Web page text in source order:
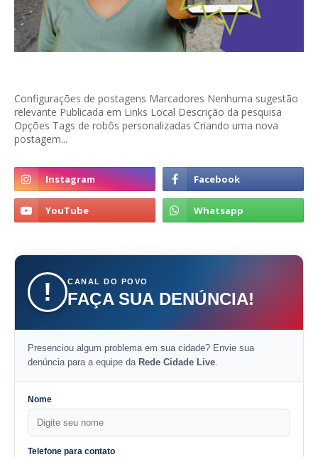
Configurações de postagens Marcadores Nenhuma sugestão
relevante Publicada em Links Local Descrição da pesquisa
Opções Tags de robôs personalizadas Criando uma nova
postagem...
! CANAL DO POVO
FAÇA SUA DENÚNCIA!
Presenciou algum problema em sua cidade? Envie sua
denúncia para a equipe da Rede Cidade Live
Nome
Telefone para contato